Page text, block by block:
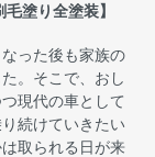
塗り全塗装】
った後も家族の
。そこで、おし
現代の車として
続けていきたい
取られる日が来